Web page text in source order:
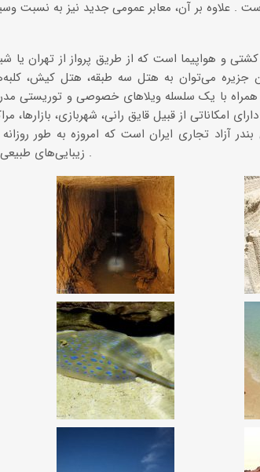
و هواپیما است که از طریق پرواز از تهران یا
جزیره می‌توان به هتل سه طبقه، هتل کیش،
با یک سلسله ویلاهای خصوصی و توریستی
آزاد تجاری ایران است که امروزه به طور
زیبایی‌های طبیعی آن به این جزیره مسافرت می‌کنند .